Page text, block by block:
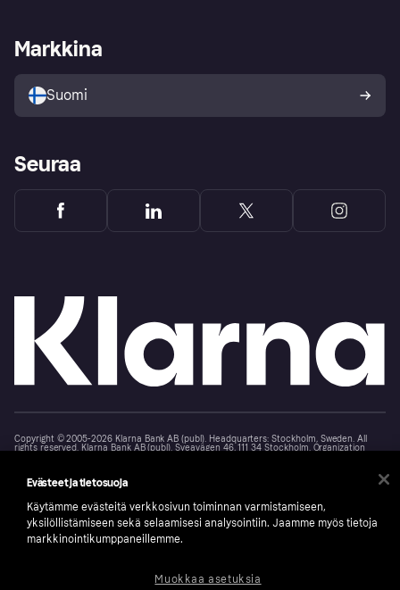
Tutustu kauppoihin
Ostajan turva
Kirjaudu sisään yrityksenä
Markkina
Suomi
Seuraa
Copyright © 2005-2026 Klarna Bank AB (publ). Headquarters: Stockholm, Sweden. All
rights reserved. Klarna Bank AB (publ). Sveavägen 46, 111 34 Stockholm. Organization
Klarnan evästeseloste
Evästeet ja tietosuoja
Käytämme evästeitä verkkosivun toiminnan varmistamiseen,
yksilöllistämiseen sekä selaamisesi analysointiin. Jaamme myös tietoja
markkinointikumppaneillemme.
Muokkaa asetuksia